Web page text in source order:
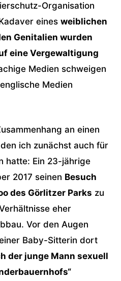
Organisation
eines weiblichen
Genitalien wurden
eine Vergewaltigung
Medien schweigen
Medien
an einen
ich zunächst auch für
hatte: Ein 23-jährige
2017 seinen Besuch
des Görlitzer Parks zu
eher
Vor den Augen
Baby-Sitterin dort
der junge Mann sexuell